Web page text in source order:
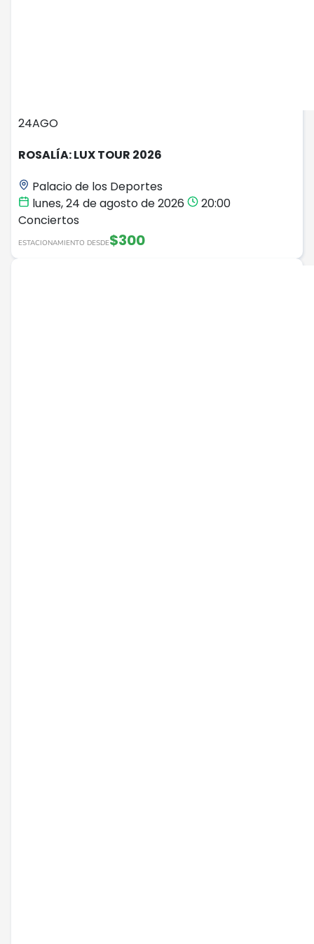
24AGO
ROSALÍA: LUX TOUR 2026
Palacio de los Deportes
lunes, 24 de agosto de 2026
20:00
Conciertos
ESTACIONAMIENTO DESDE$300